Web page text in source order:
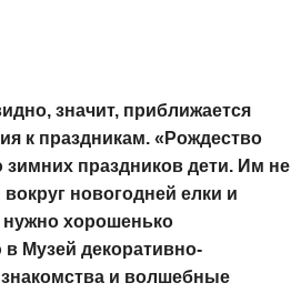
значит, приближается
к праздникам. «Рождество
праздников дети. Им не
новогодней елки и
хорошенько
в Музей декоративно-
знакомства и волшебные